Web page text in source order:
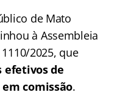
de Mato
à Assembleia
2025, que
efetivos de
em comissão.